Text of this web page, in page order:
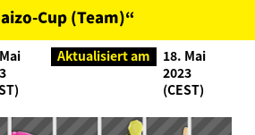
Cup (Team)“
Aktualisiert am
18. Mai
2023
(CEST)